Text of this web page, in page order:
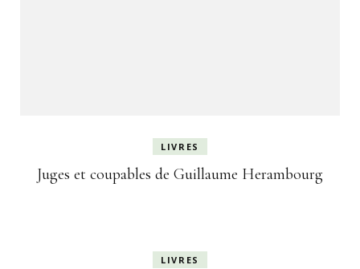
LIVRES
Juges et coupables de Guillaume Herambourg
LIVRES